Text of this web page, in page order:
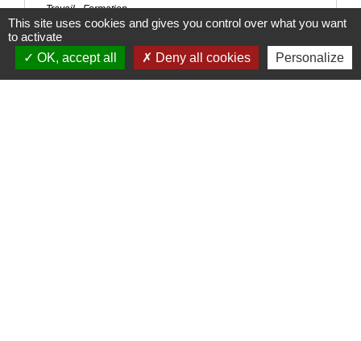
Travail - Formation
Signaler une erreur sur cette page
This site uses cookies and gives you control over what you want
to activate
OK, accept all
Deny all cookies Personalize